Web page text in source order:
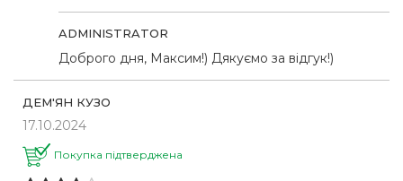
ADMINISTRATOR
Доброго дня, Максим!) Дякуємо за відгук!)
ДЕМ'ЯН КУЗО
17.10.2024
Покупка підтверджена